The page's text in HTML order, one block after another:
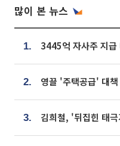
많이 본 뉴스
1.
2.
3.